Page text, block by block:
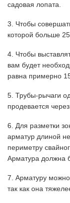
садовая лопата.
3. Чтобы
которой больше
4. Чтобы
вам будет
равна примерно
5. Трубы-рычаги
продевается
6. Для разметки
арматур длиной
периметру
Арматура должна
7. Арматуру можно
так как она